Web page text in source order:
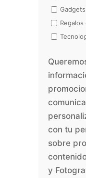
Gadgets
Regalos
con tu
sobre
y